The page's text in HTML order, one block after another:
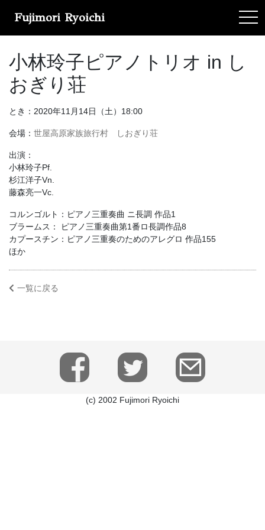
Fujimori Ryoichi
小林玲子ピアノトリオ in し
おぎり荘
とき：2020年11月14日（土）18:00
会場： 世屋高原家族旅行村 しおぎり荘
出演：
小林玲子Pf.
杉江洋子Vn.
藤森亮一Vc.
コルンゴルト：ピアノ三重奏曲 ニ長調 作品1
ブラームス： ピアノ三重奏曲第1番ロ長調作品8
カプースチン：ピアノ三重奏のためのアレグロ 作品155
ほか
一覧に戻る
(c) 2002 Fujimori Ryoichi